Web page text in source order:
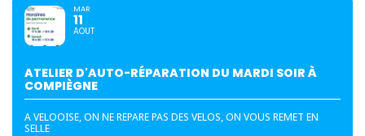
MAR
11
AOUT
ATELIER D'AUTO-RÉPARATION DU MARDI SOIR À
COMPIÈGNE
A VELOOISE, ON NE REPARE PAS DES VELOS, ON VOUS REMET EN
SELLE